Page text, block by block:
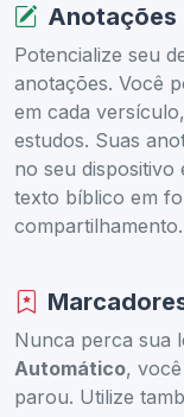
Anotações
Potencialize seu
anotações. Você
em cada
estudos. Suas
no seu
texto bíblico em
compartilhamento.
Nunca perca sua
Automático,
parou. Utilize